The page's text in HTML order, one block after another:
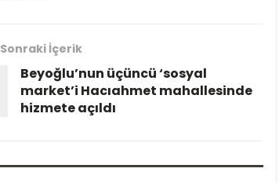
Sonraki İçerik
Beyoğlu’nun üçüncü ‘sosyal
market’i Hacıahmet mahallesinde
hizmete açıldı